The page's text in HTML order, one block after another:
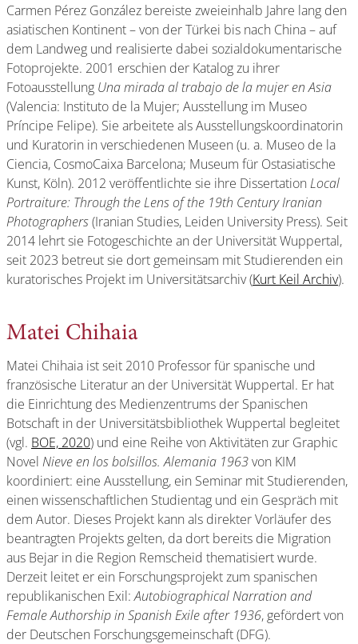
Carmen Pérez González bereiste zweieinhalb Jahre lang den
asiatischen Kontinent – von der Türkei bis nach China – auf
dem Landweg und realisierte dabei sozialdokumentarische
Fotoprojekte. 2001 erschien der Katalog zu ihrer
Fotoausstellung Una mirada al trabajo de la mujer en Asia
(Valencia: Instituto de la Mujer; Ausstellung im Museo
Príncipe Felipe). Sie arbeitete als Ausstellungskoordinatorin
und Kuratorin in verschiedenen Museen (u. a. Museo de la
Ciencia, CosmoCaixa Barcelona; Museum für Ostasiatische
Kunst, Köln). 2012 veröffentlichte sie ihre Dissertation Local
Portraiture: Through the Lens of the 19th Century Iranian
Photographers(Iranian Studies, Leiden University Press). Seit
2014 lehrt sie Fotogeschichte an der Universität Wuppertal,
seit 2023 betreut sie dort gemeinsam mit Studierenden ein
kuratorisches Projekt im Universitätsarchiv (Kurt Keil Archiv).
Matei Chihaia
Matei Chihaia ist seit 2010 Professor für spanische und
französische Literatur an der Universität Wuppertal. Er hat
die Einrichtung des Medienzentrums der Spanischen
Botschaft in der Universitätsbibliothek Wuppertal begleitet
(vgl. BOE, 2020) und eine Reihe von Aktivitäten zur Graphic
Novel Nieve en los bolsillos. Alemania 1963von KIM
koordiniert: eine Ausstellung, ein Seminar mit Studierenden,
einen wissenschaftlichen Studientag und ein Gespräch mit
dem Autor. Dieses Projekt kann als direkter Vorläufer des
beantragten Projekts gelten, da dort bereits die Migration
aus Bejar in die Region Remscheid thematisiert wurde.
Derzeit leitet er ein Forschungsprojekt zum spanischen
republikanischen Exil:Autobiographical Narration and
Female Authorship in Spanish Exile after 1936, gefördert von
der Deutschen Forschungsgemeinschaft (DFG).